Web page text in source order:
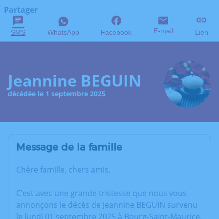
Partager
SMS WhatsApp Facebook E-mail Lien
Jeannine BEGUIN
décédée le 1 septembre 2025
Message de la famille
Chère famille, chers amis,
C’est avec une grande tristesse que nous vous
annonçons le décès de Jeannine BEGUIN survenu
le lundi 01 septembre 2025 à Bourg-Saint-Maurice.